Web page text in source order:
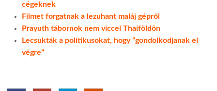
cégeknek
Filmet forgatnak a lezuhant maláj gépről
Prayuth tábornok nem viccel Thaiföldön
Lecsukták a politikusokat, hogy “gondolkodjanak el
végre”